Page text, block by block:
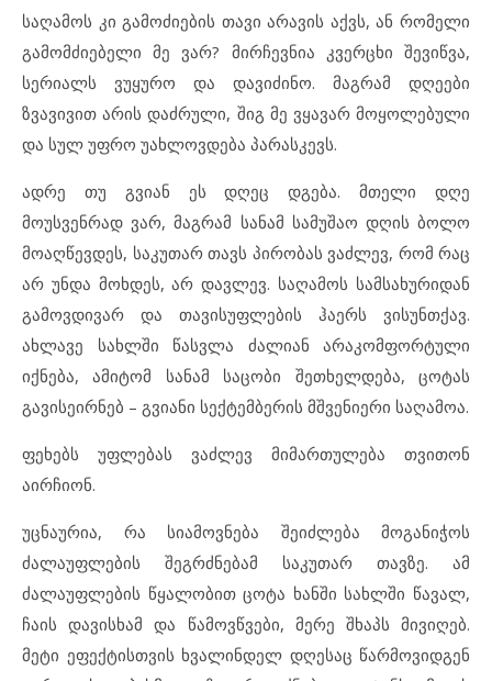
საღამოს კი გამოძიების თავი არავის აქვს, ან რომელი
გამომძიებელი მე ვარ? მირჩევნია კვერცხი შევიწვა,
სერიალს ვუყურო და დავიძინო. მაგრამ დღეები
ზვავივით არის დაძრული, შიგ მე ვყავარ მოყოლებული
და სულ უფრო უახლოვდება პარასკევს.
ადრე თუ გვიან ეს დღეც დგება. მთელი დღე
მოუსვენრად ვარ, მაგრამ სანამ სამუშაო დღის ბოლო
მოაღწევდეს, საკუთარ თავს პირობას ვაძლევ, რომ რაც
არ უნდა მოხდეს, არ დავლევ. საღამოს სამსახურიდან
გამოვდივარ და თავისუფლების ჰაერს ვისუნთქავ.
ახლავე სახლში წასვლა ძალიან არაკომფორტული
იქნება, ამიტომ სანამ საცობი შეთხელდება, ცოტას
გავისეირნებ – გვიანი სექტემბერის მშვენიერი საღამოა.
ფეხებს უფლებას ვაძლევ მიმართულება თვითონ
აირჩიონ.
უცნაურია, რა სიამოვნება შეიძლება მოგანიჭოს
ძალაუფლების შეგრძნებამ საკუთარ თავზე. ამ
ძალაუფლების წყალობით ცოტა ხანში სახლში წავალ,
ჩაის დავისხამ და წამოვწვები, მერე შხაპს მივიღებ.
მეტი ეფექტისთვის ხვალინდელ დღესაც წარმოვიდგენ